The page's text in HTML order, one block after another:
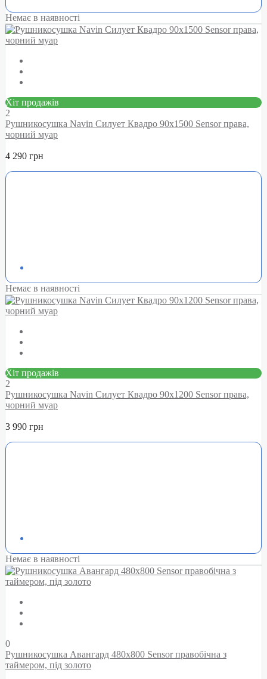
Немає в наявності
Хіт продажів
2
Рушникосушка Navin Силует Квадро 90х1500 Sensor права,
чорний муар
4 290 грн
Немає в наявності
Хіт продажів
2
Рушникосушка Navin Силует Квадро 90х1200 Sensor права,
чорний муар
3 990 грн
Немає в наявності
0
Рушникосушка Авангард 480х800 Sensor правобічна з
таймером, під золото